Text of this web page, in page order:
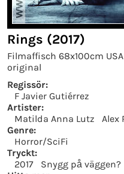
Rings (2017)
Filmaffisch 68x100cm
original
Regissör:
F Javier Gutiérrez
Artister:
Matilda Anna Lutz
Alex
Genre:
Horror/SciFi
Tryckt:
2017
Snygg på väggen?